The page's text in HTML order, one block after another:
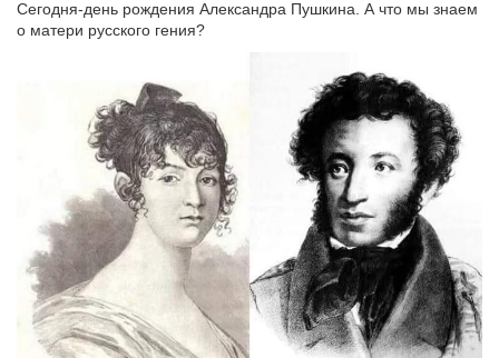
Сегодня-день рождения Александра Пушкина. А что мы знаем
о матери русского гения?